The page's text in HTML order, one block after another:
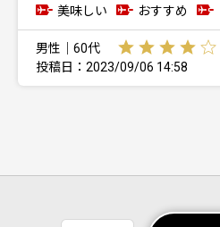
美味しい
おすすめ
男性｜60代
投稿日：2023/09/06 14:58